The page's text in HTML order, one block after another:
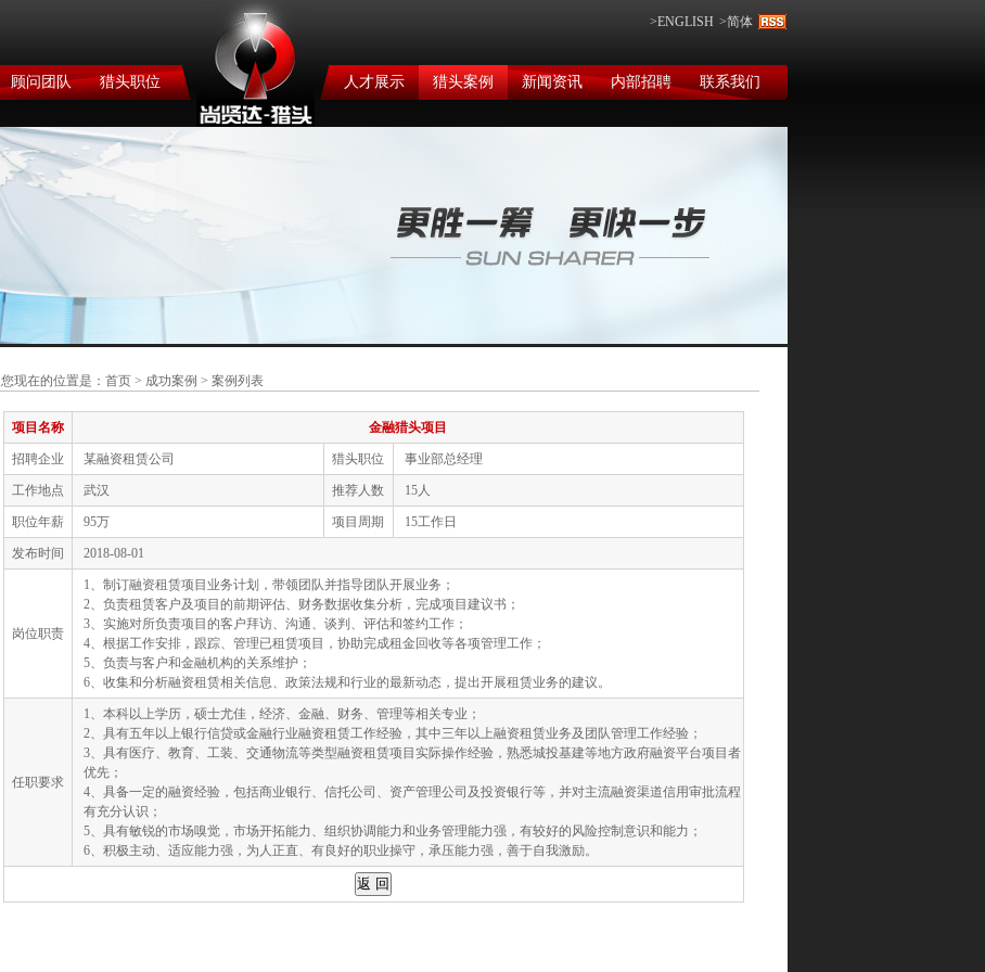
顾问团队 猎头职位 人才展示 猎头案例 新闻资讯 内部招聘 联系我们
>简体
>ENGLISH
您现在的位置是： 首页 > 成功案例 > 案例列表
项目名称 金融猎头项目
招聘企业 某融资租赁公司 猎头职位 事业部总经理
工作地点 武汉 推荐人数 15人
职位年薪 95万 项目周期 15工作日
发布时间 2018-08-01
岗位职责
1、制订融资租赁项目业务计划，带领团队并指导团队开展业务；
2、负责租赁客户及项目的前期评估、财务数据收集分析，完成项目建议书；
3、实施对所负责项目的客户拜访、沟通、谈判、评估和签约工作；
4、根据工作安排，跟踪、管理已租赁项目，协助完成租金回收等各项管理工作；
5、负责与客户和金融机构的关系维护；
6、收集和分析融资租赁相关信息、政策法规和行业的最新动态，提出开展租赁业务的建议。
任职要求
1、本科以上学历，硕士尤佳，经济、金融、财务、管理等相关专业；
2、具有五年以上银行信贷或金融行业融资租赁工作经验，其中三年以上融资租赁业务及团队管理工作经验；
3、具有医疗、教育、工装、交通物流等类型融资租赁项目实际操作经验，熟悉城投基建等地方政府融资平台项目者
优先；
4、具备一定的融资经验，包括商业银行、信托公司、资产管理公司及投资银行等，并对主流融资渠道信用审批流程
有充分认识；
5、具有敏锐的市场嗅觉，市场开拓能力、组织协调能力和业务管理能力强，有较好的风险控制意识和能力；
6、积极主动、适应能力强，为人正直、有良好的职业操守，承压能力强，善于自我激励。